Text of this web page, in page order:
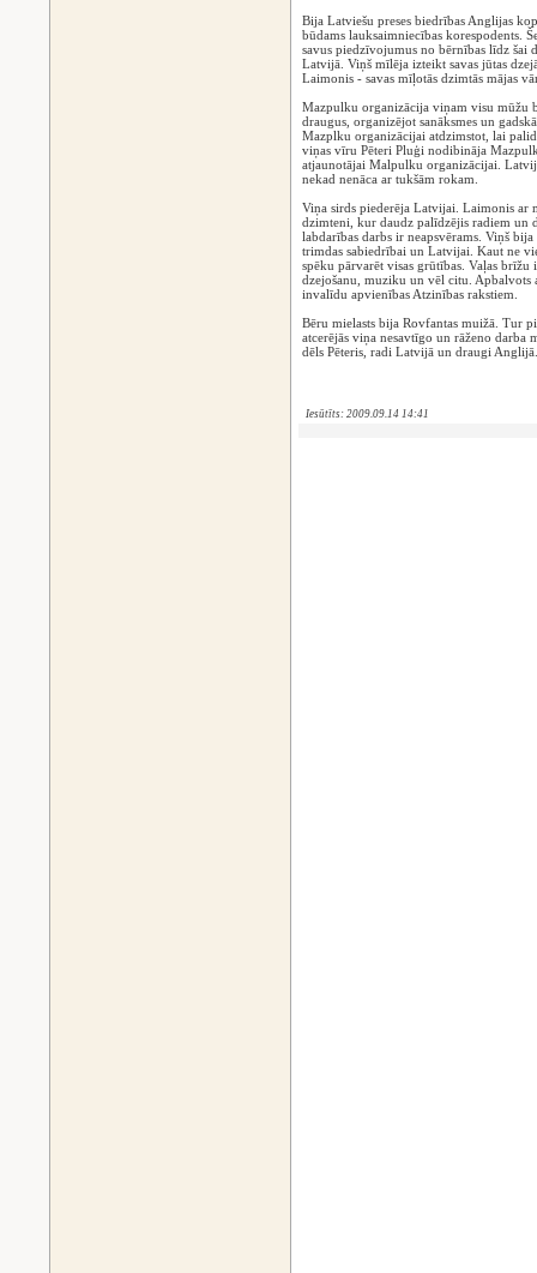
Bija Latviešu preses biedrības Anglijas
būdams lauksaimniecības korespodents.
savus piedzīvojumus no bērnības līdz šai
Latvijā. Viņš mīlēja izteikt savas jūtas
Laimonis - savas mīļotās dzimtās mājas
Mazpulku organizācija viņam visu mūžu
draugus, organizējot sanāksmes un
Mazplku organizācijai atdzimstot, lai
viņas vīru Pēteri Pluģi nodibināja
atjaunotājai Malpulku organizācijai.
nekad nenāca ar tukšām rokam.
Viņa sirds piederēja Latvijai. Laimonis ar
dzimteni, kur daudz palīdzējis radiem un
labdarības darbs ir neapsvērams. Viņš
trimdas sabiedrībai un Latvijai. Kaut ne
spēku pārvarēt visas grūtības. Vaļas
dzejošanu, muziku un vēl citu. Apbalvots
invalīdu apvienības Atzinības rakstiem.
Bēru mielasts bija Rovfantas muižā. Tur
atcerējās viņa nesavtīgo un rāženo darba
dēls Pēteris, radi Latvijā un draugi
Iesūtīts: 2009.09.14 14:41